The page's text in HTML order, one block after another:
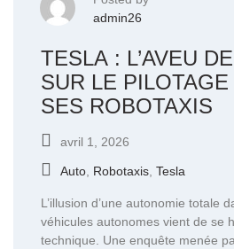
admin26
TESLA : L’AVEU
SUR LE
SES ROBOTAXIS
avril 1, 2026
Auto Robotaxis Tesla
L’illusion d’une autonomie totale
véhicules autonomes vient de se
technique. Une enquête menée